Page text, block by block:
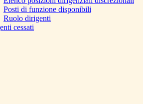
Posti di funzione disponibili
Ruolo dirigenti
cessati